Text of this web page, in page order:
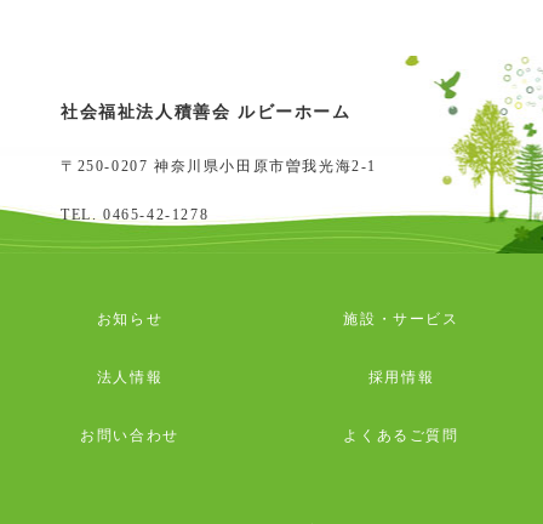
社会福祉法人積善会 ルビーホーム
〒250-0207 神奈川県小田原市曽我光海2-1
TEL. 0465-42-1278
お知らせ 施設・サービス
法人情報 採用情報
お問い合わせ よくあるご質問